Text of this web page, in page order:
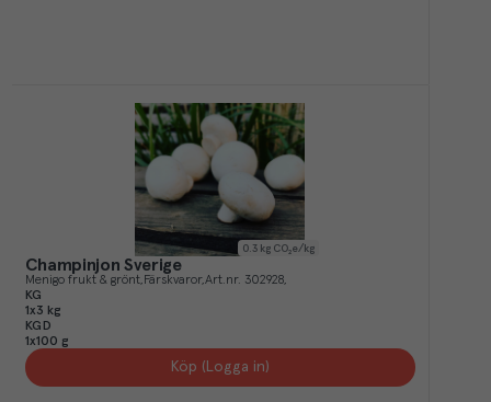
0.3 kg CO₂e/kg
Champinjon Sverige
Menigo frukt & grönt Färskvaror Art.nr. 302928
KG
1x3 kg
KGD
1x100 g
Köp (Logga in)